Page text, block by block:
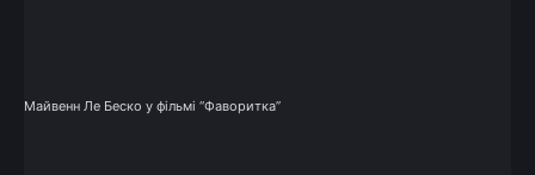
Майвенн Ле Беско у фільмі “Фаворитка”